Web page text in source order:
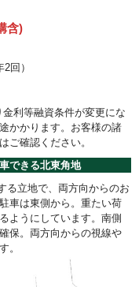
含)
回）
利等融資条件が変更にな
かかります。お客様の諸
ご確認ください。
できる北東角地
る立地で、両方向からのお
車は東側から。重たい荷
ようにしています。南側
保。両方向からの視線や
。